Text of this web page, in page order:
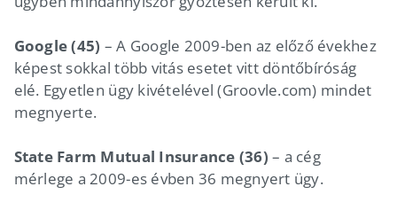
Google (45) – A Google 2009-ben az előző évekhez
képest sokkal több vitás esetet vitt döntőbíróság
elé. Egyetlen ügy kivételével (Groovle.com) mindet
megnyerte.
State Farm Mutual Insurance (36) – a cég
mérlege a 2009-es évben 36 megnyert ügy.